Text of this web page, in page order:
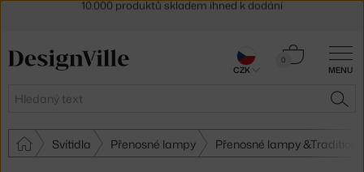
MENU
Hledat
0
Košík
Svítidla Přenosné lampy Přenosné lampy &Tradition
30 dní na vrácení zboží
CZK